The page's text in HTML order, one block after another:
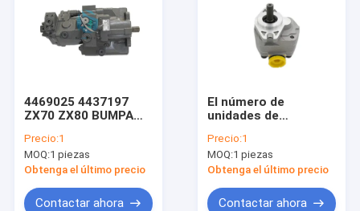
4469025 4437197
ZX70 ZX80 BUMPA
HITACHI
Precio:1
MOQ:1 piezas
Obtenga el último precio
Contactar ahora
El número de
unidades de
bomba de engranajes
Precio:1
MOQ:1 piezas
Obtenga el último precio
Contactar ahora